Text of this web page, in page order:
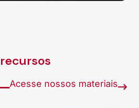
Acesse nossos materiais